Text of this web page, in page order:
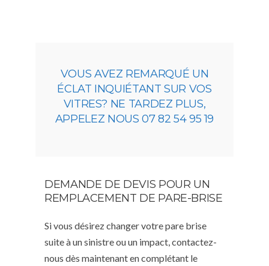
VOUS AVEZ REMARQUÉ UN
ÉCLAT INQUIÉTANT SUR VOS
VITRES? NE TARDEZ PLUS,
APPELEZ NOUS 07 82 54 95 19
DEMANDE DE DEVIS POUR UN
REMPLACEMENT DE PARE-BRISE
Si vous désirez changer votre pare brise
suite à un sinistre ou un impact, contactez-
nous dès maintenant en complétant le